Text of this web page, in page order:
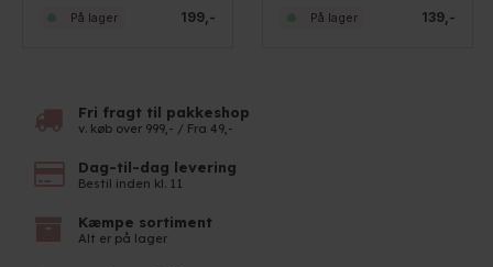
199,-
På lager 139,-
På lager
Fri fragt til pakkeshop
v. køb over 999,- / Fra 49,-
Dag-til-dag levering
Bestil inden kl. 11
Kæmpe sortiment
Alt er på lager